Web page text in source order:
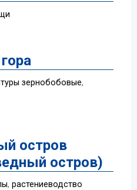
зернобобовые,
остров
остров)
, растениеводство